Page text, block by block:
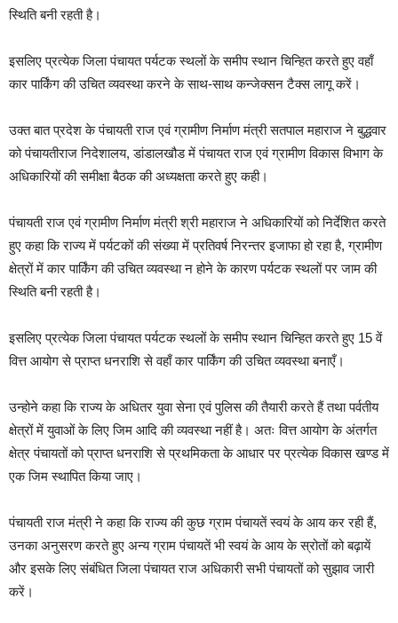
स्थिति बनी रहती है।
इसलिए प्रत्येक जिला पंचायत पर्यटक स्थलों के समीप स्थान चिन्हित करते हुए वहाँ
कार पार्किंग की उचित व्यवस्था करने के साथ-साथ कन्जेक्सन टैक्स लागू करें।
उक्त बात प्रदेश के पंचायती राज एवं ग्रामीण निर्माण मंत्री सतपाल महाराज ने बुद्धवार
को पंचायतीराज निदेशालय, डांडालखौड में पंचायत राज एवं ग्रामीण विकास विभाग के
अधिकारियों की समीक्षा बैठक की अध्यक्षता करते हुए कही।
पंचायती राज एवं ग्रामीण निर्माण मंत्री श्री महाराज ने अधिकारियों को निर्देशित करते
हुए कहा कि राज्य में पर्यटकों की संख्या में प्रतिवर्ष निरन्तर इजाफा हो रहा है, ग्रामीण
क्षेत्रों में कार पार्किंग की उचित व्यवस्था न होने के कारण पर्यटक स्थलों पर जाम की
स्थिति बनी रहती है।
इसलिए प्रत्येक जिला पंचायत पर्यटक स्थलों के समीप स्थान चिन्हित करते हुए 15 वें
वित्त आयोग से प्राप्त धनराशि से वहाँ कार पार्किंग की उचित व्यवस्था बनाएँ।
उन्होने कहा कि राज्य के अधितर युवा सेना एवं पुलिस की तैयारी करते हैं तथा पर्वतीय
क्षेत्रों में युवाओं के लिए जिम आदि की व्यवस्था नहीं है। अतः वित्त आयोग के अंतर्गत
क्षेत्र पंचायतों को प्राप्त धनराशि से प्रथमिकता के आधार पर प्रत्येक विकास खण्ड में
एक जिम स्थापित किया जाए।
पंचायती राज मंत्री ने कहा कि राज्य की कुछ ग्राम पंचायतें स्वयं के आय कर रही हैं,
उनका अनुसरण करते हुए अन्य ग्राम पंचायतें भी स्वयं के आय के स्रोतों को बढ़ायें
और इसके लिए संबंधित जिला पंचायत राज अधिकारी सभी पंचायतों को सुझाव जारी
करें।